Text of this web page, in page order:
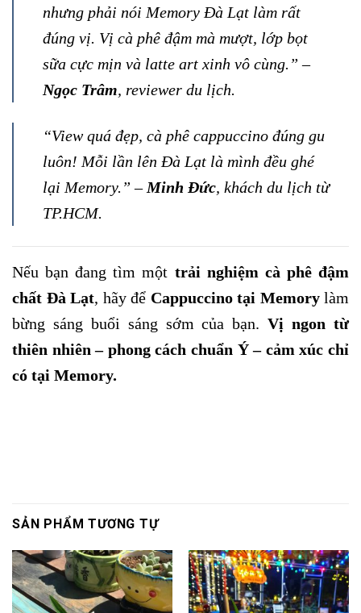
nhưng phải nói Memory Đà Lạt làm rất
đúng vị. Vị cà phê đậm mà mượt, lớp bọt
sữa cực mịn và latte art xinh vô cùng.” –
Ngọc Trâm, reviewer du lịch.
“View quá đẹp, cà phê cappuccino đúng gu
luôn! Mỗi lần lên Đà Lạt là mình đều ghé
lại Memory.” – Minh Đức, khách du lịch từ
TP.HCM.
Nếu bạn đang tìm một trải nghiệm cà phê đậm
chất Đà Lạt, hãy để Cappuccino tại Memorylàm
bừng sáng buổi sáng sớm của bạn.Vị ngon từ
thiên nhiên – phong cách chuẩn Ý – cảm xúc chỉ
có tại Memory.
SẢN PHẨM TƯƠNG TỰ